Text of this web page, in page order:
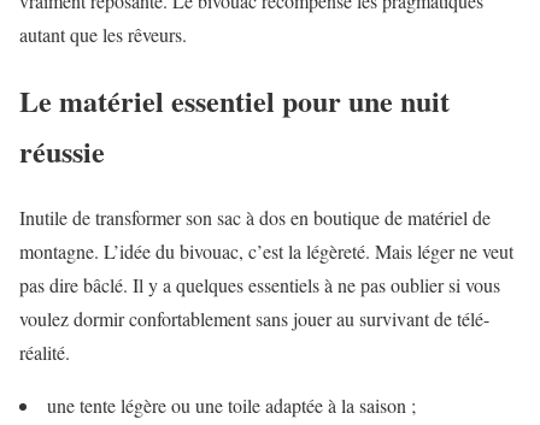
autant que les rêveurs.
Le matériel essentiel pour une nuit
réussie
Inutile de transformer son sac à dos en boutique de matériel de
montagne. L’idée du bivouac, c’est la légèreté. Mais léger ne veut
pas dire bâclé. Il y a quelques essentiels à ne pas oublier si vous
voulez dormir confortablement sans jouer au survivant de télé-
réalité.
une tente légère ou une toile adaptée à la saison ;